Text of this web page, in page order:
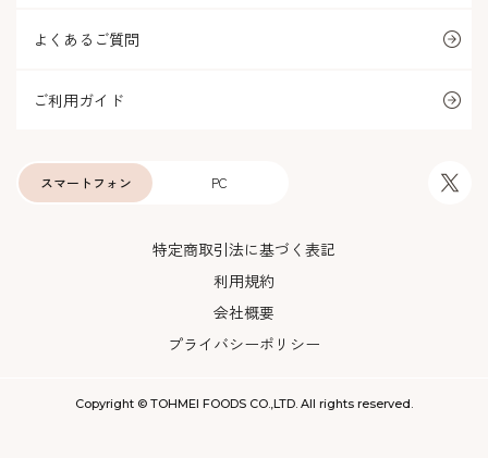
よくあるご質問
ご利用ガイド
PC
スマートフォン
特定商取引法に基づく表記
利用規約
会社概要
プライバシーポリシー
Copyright © TOHMEI FOODS CO.,LTD. All rights reserved.